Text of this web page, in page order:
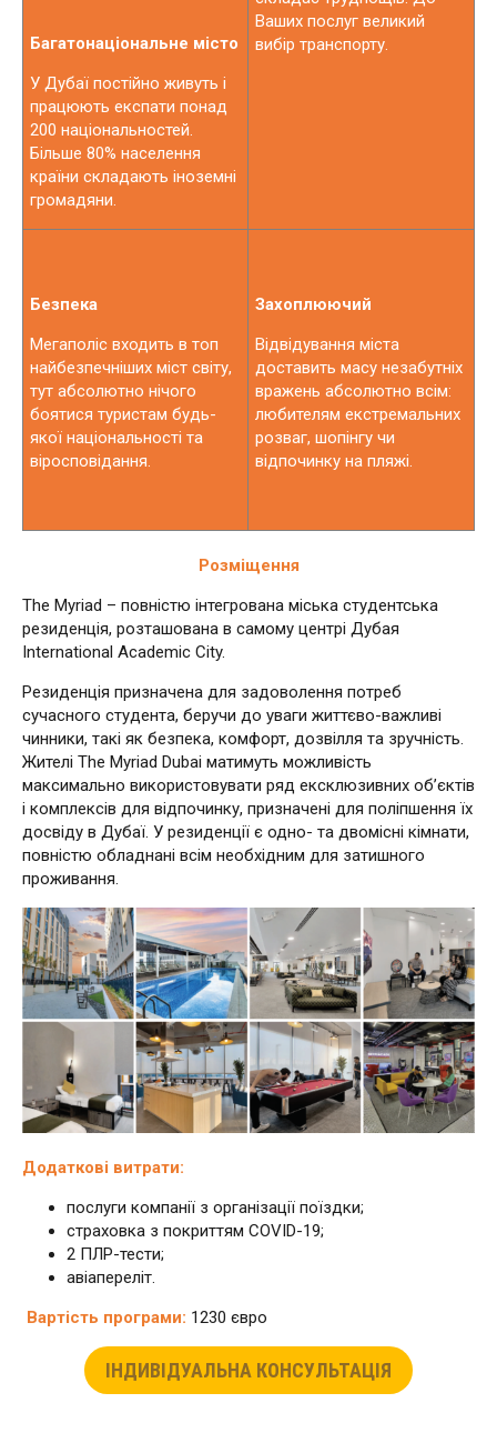
Багатонаціональне місто
У Дубаї постійно живуть і
працюють експати понад
200 національностей.
Більше 80% населення
країни складають іноземні
громадяни.
Ваших послуг великий
вибір транспорту.
Безпека
Мегаполіс входить в топ
найбезпечніших міст світу,
тут абсолютно нічого
боятися туристам будь-
якої національності та
віросповідання.
Захоплюючий
Відвідування міста
доставить масу незабутніх
вражень абсолютно всім:
любителям екстремальних
розваг, шопінгу чи
відпочинку на пляжі.
Розміщення
The Myriad – повністю інтегрована міська студентська
резиденція, розташована в самому центрі Дубая
International Academic City.
Резиденція призначена для задоволення потреб
сучасного студента, беручи до уваги життєво-важливі
чинники, такі як безпека, комфорт, дозвілля та зручність.
Жителі The Myriad Dubai матимуть можливість
максимально використовувати ряд ексклюзивних об’єктів
і комплексів для відпочинку, призначені для поліпшення їх
досвіду в Дубаї. У резиденції є одно- та двомісні кімнати,
повністю обладнані всім необхідним для затишного
проживання.
Додаткові витрати:
послуги компанії з організації поїздки;
страховка з покриттям COVID-19;
2 ПЛР-тести;
авіапереліт.
Вартість програми: 1230 євро
ІНДИВІДУАЛЬНА КОНСУЛЬТАЦІЯ